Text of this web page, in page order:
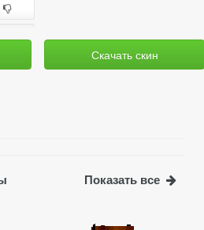
Скачать скин
Показать все